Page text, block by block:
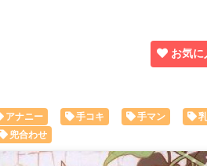
お気に
アナニー 手コキ 手マン
兜合わせ